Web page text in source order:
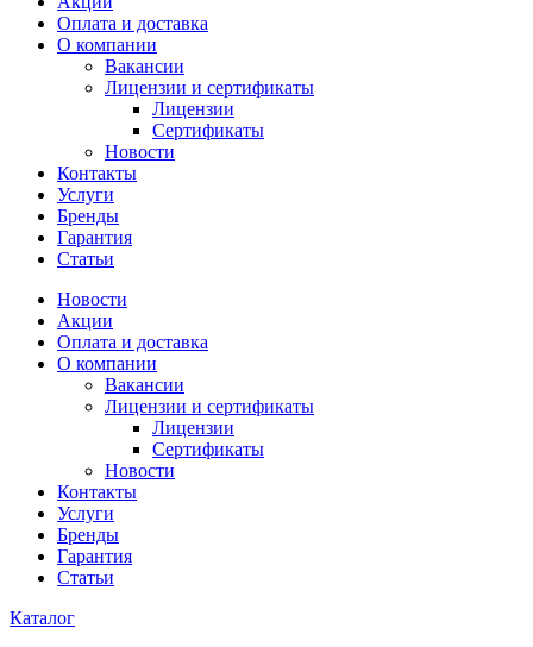
Оплата и доставка
О компании
Вакансии
Лицензии и сертификаты
Лицензии
Сертификаты
Новости
Контакты
Услуги
Бренды
Гарантия
Статьи
Новости
Акции
Оплата и доставка
О компании
Вакансии
Лицензии и сертификаты
Лицензии
Сертификаты
Новости
Контакты
Услуги
Бренды
Гарантия
Статьи
Каталог